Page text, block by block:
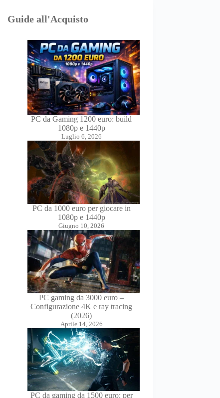
Guide all'Acquisto
PC da Gaming 1200 euro: build
1080p e 1440p
Luglio 6, 2026
PC da 1000 euro per giocare in
1080p e 1440p
Giugno 10, 2026
PC gaming da 3000 euro –
Configurazione 4K e ray tracing
(2026)
Aprile 14, 2026
PC da gaming da 1500 euro: per